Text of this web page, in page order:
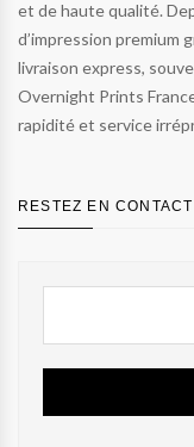
et de haute qualité.
d’impression premium
livraison express,
Overnight Prints
rapidité et service
RESTEZ EN CONTACT